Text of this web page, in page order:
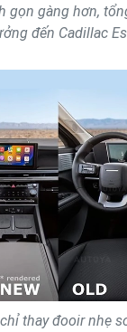
gọn gàng hơn,
đến Cadillac
thay đooir nhẹ